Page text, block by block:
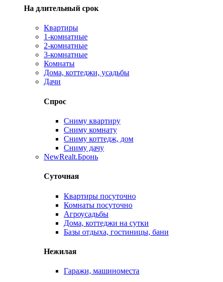
На длительный срок
Квартиры
1-комнатные
2-комнатные
3-комнатные
Комнаты
Дома, коттеджи, усадьбы
Дачи
Спрос
Сниму квартиру
Сниму комнату
Сниму коттедж, дом
Сниму дачу
NewRealt.Бронь
Суточная
Квартиры посуточно
Комнаты посуточно
Агроусадьбы
Дома, коттеджи на сутки
Базы отдыха, гостиницы, бани
Нежилая
Гаражи, машиноместа